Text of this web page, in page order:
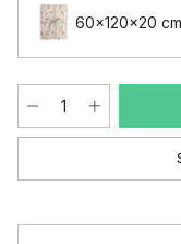
60x120x20 cm